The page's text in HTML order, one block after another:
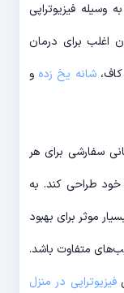
فیزیوتراپی
اغلب برای درمان
کاف،شانه یخ زده و
سفارشی برای هر
خود طراحی کند. به
موثر برای بهبود
متفاوت باشد.
فیزیوتراپی در منزل